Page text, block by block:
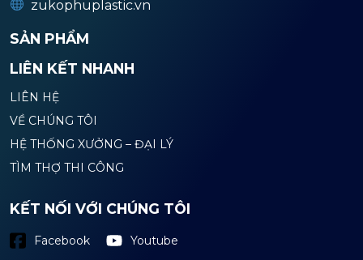
zukophuplastic.vn
SẢN PHẨM
LIÊN KẾT NHANH
LIÊN HỆ
VỀ CHÚNG TÔI
HỆ THỐNG XƯỞNG – ĐẠI LÝ
TÌM THỢ THI CÔNG
KẾT NỐI VỚI CHÚNG TÔI
Facebook Youtube